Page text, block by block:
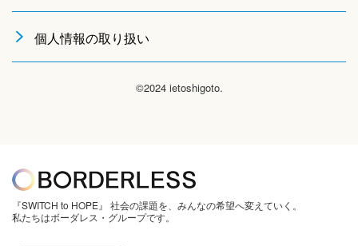
個人情報の取り扱い
©2024 ietoshigoto.
『SWITCH to HOPE』 社会の課題を、みんなの希望へ変えていく。
私たちはボーダレス・グループです。